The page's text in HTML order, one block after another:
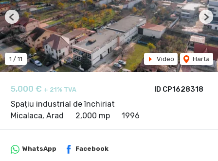
ID CP1628318
5,000 € + 21% TVA
Spațiu industrial de închiriat
Micalaca, Arad
2,000 mp 1996
1 / 11 Video Harta
Previous
WhatsApp Facebook